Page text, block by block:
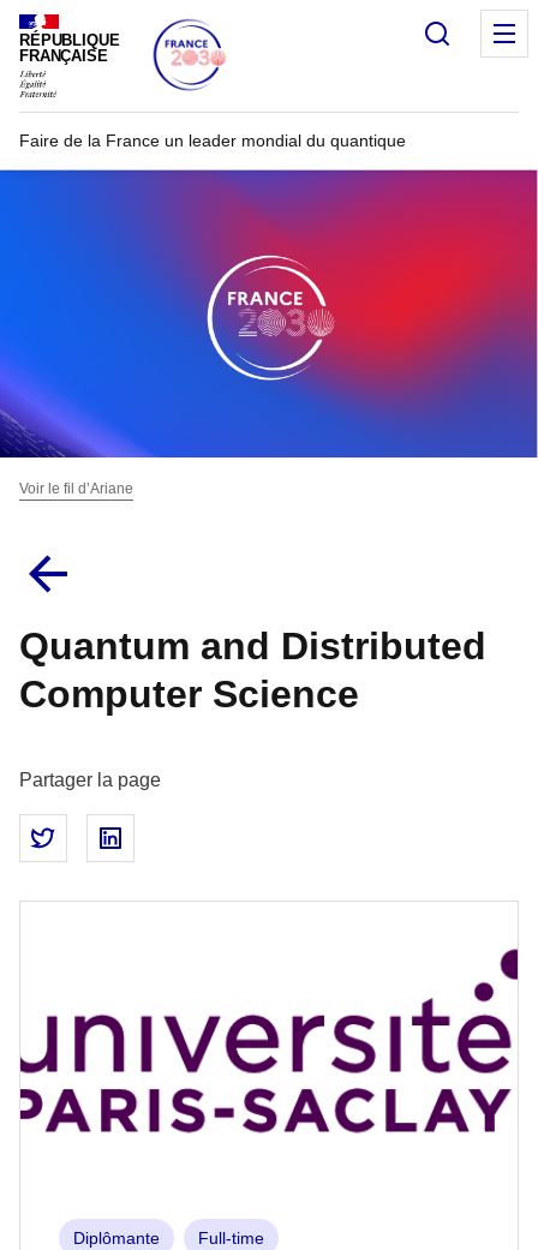
RÉPUBLIQUE
FRANÇAISE
Faire de la France un leader mondial du quantique
Voir le fil d’Ariane
Quantum and Distributed
Computer Science
Partager la page
Partager sur Twitter
Diplômante Full-time